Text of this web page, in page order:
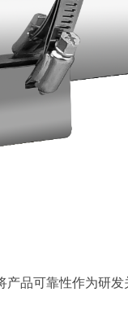
产品可靠性作为研